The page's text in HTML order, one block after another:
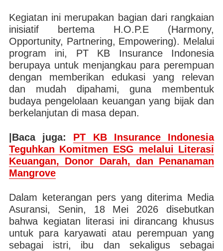
Kegiatan ini merupakan bagian dari rangkaian
inisiatif bertema H.O.P.E (Harmony,
Opportunity, Partnering, Empowering). Melalui
program ini, PT KB Insurance Indonesia
berupaya untuk menjangkau para perempuan
dengan memberikan edukasi yang relevan
dan mudah dipahami, guna membentuk
budaya pengelolaan keuangan yang bijak dan
berkelanjutan di masa depan.
|Baca juga: PT KB Insurance Indonesia
Teguhkan Komitmen ESG melalui Literasi
Keuangan, Donor Darah, dan Penanaman
Mangrove
Dalam keterangan pers yang diterima Media
Asuransi, Senin, 18 Mei 2026 disebutkan
bahwa kegiatan literasi ini dirancang khusus
untuk para karyawati atau perempuan yang
sebagai istri, ibu dan sekaligus sebagai